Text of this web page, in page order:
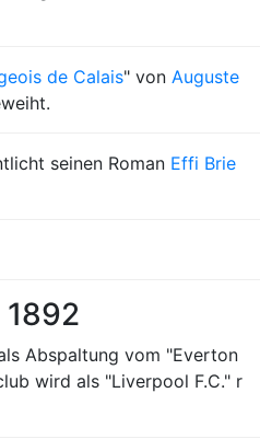
de Calais" von Auguste
seinen Roman Effi Brie
Abspaltung vom "Everton
wird als "Liverpool F.C." r